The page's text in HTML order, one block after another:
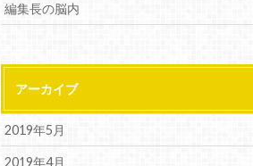
編集長の脳内
アーカイブ
2019年5月
2019年4月